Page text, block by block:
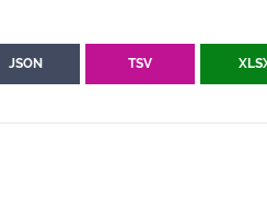
JSON TSV